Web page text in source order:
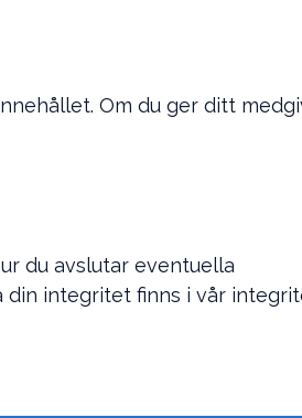
Om du ger ditt
du avslutar eventuella
integritet finns i vår